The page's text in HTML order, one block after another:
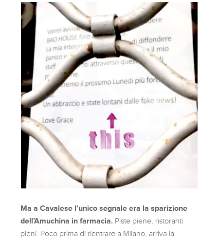
Ma a Cavalese l’unico segnale era la sparizione
dell’Amuchina in farmacia. Piste piene, ristoranti
pieni. Poco prima di rientrare a Milano, arriva la